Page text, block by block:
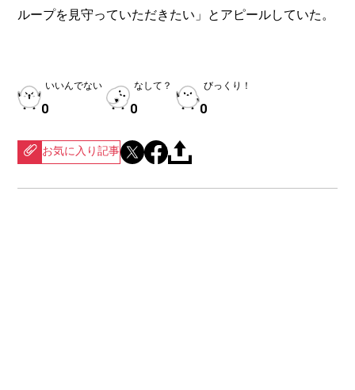
ループを見守っていただきたい」とアピールしていた。
いいんでない
0
なして？
0
びっくり！
0
お気に入り記事